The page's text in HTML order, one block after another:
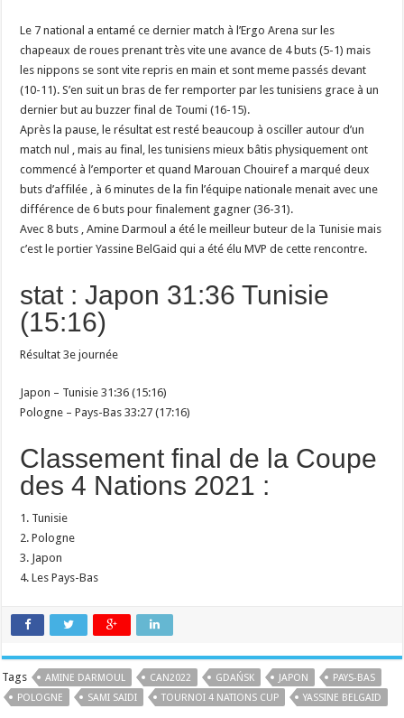
Le 7 national a entamé ce dernier match à l’Ergo Arena sur les
chapeaux de roues prenant très vite une avance de 4 buts (5-1) mais
les nippons se sont vite repris en main et sont meme passés devant
(10-11). S’en suit un bras de fer remporter par les tunisiens grace à un
dernier but au buzzer final de Toumi (16-15).
Après la pause, le résultat est resté beaucoup à osciller autour d’un
match nul , mais au final, les tunisiens mieux bâtis physiquement ont
commencé à l’emporter et quand Marouan Chouiref a marqué deux
buts d’affilée , à 6 minutes de la fin l’équipe nationale menait avec une
différence de 6 buts pour finalement gagner (36-31).
Avec 8 buts , Amine Darmoul a été le meilleur buteur de la Tunisie mais
c’est le portier Yassine BelGaid qui a été élu MVP de cette rencontre.
stat : Japon 31:36 Tunisie
(15:16)
Résultat 3e journée
Japon – Tunisie 31:36 (15:16)
Pologne – Pays-Bas 33:27 (17:16)
Classement final de la Coupe
des 4 Nations 2021 :
1. Tunisie
2. Pologne
3. Japon
4. Les Pays-Bas
Tags AMINE DARMOUL CAN2022 GDAŃSK JAPON
PAYS-BAS
POLOGNE
SAMI SAIDI TOURNOI 4 NATIONS CUP YASSINE BELGAID